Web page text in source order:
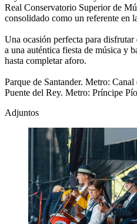
Real Conservatorio Superior de
consolidado como un referente en
Una ocasión perfecta para
a una auténtica fiesta de música y
hasta completar aforo.
Parque de Santander. Metro:
Puente del Rey. Metro: Príncipe
Adjuntos